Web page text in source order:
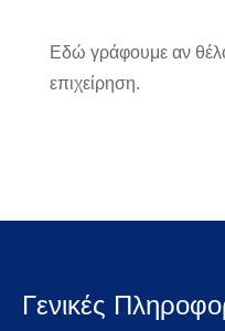
Εδώ γράφουμε αν
επιχείρηση.
Γενικές